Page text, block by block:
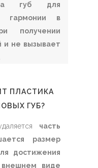
губ для
гармонии в
получении
и не вызывает
ПЛАСТИКА
ГУБ?
часть
размер
достижения
виде